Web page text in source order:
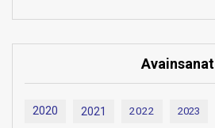
Avainsanat
2020 2021 2022 2023